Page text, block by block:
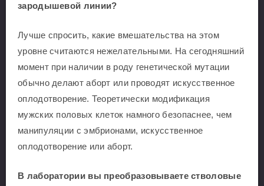
зародышевой линии?
Лучше спросить, какие вмешательства на этом
уровне считаются нежелательными. На сегодняшний
момент при наличии в роду генетической мутации
обычно делают аборт или проводят искусственное
оплодотворение. Теоретически модификация
мужских половых клеток намного безопаснее, чем
манипуляции с эмбрионами, искусственное
оплодотворение или аборт.
В лаборатории вы преобразовываете стволовые